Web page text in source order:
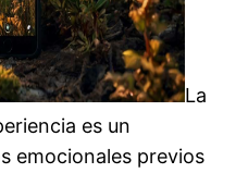
La
es un
emocionales previos